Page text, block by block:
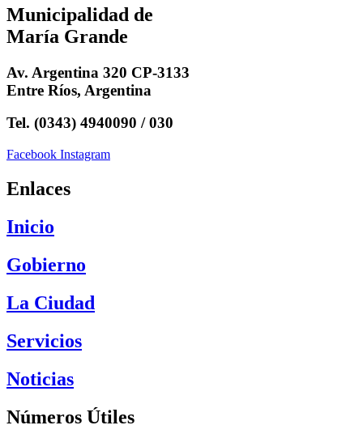
Municipalidad de
María Grande
Av. Argentina 320 CP-3133
Entre Ríos, Argentina
Tel. (0343) 4940090 / 030
Facebook Instagram
Enlaces
Inicio
Gobierno
La Ciudad
Servicios
Noticias
Números Útiles